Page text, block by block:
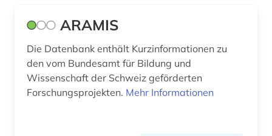
förderung (5)
führer (1)
galloromanistik (1)
gebrauchsgegenstand (1)
ARAMIS
Die Datenbank enthält Kurzinformationen zu
den vom Bundesamt für Bildung und
Wissenschaft der Schweiz geförderten
Forschungsprojekten. Mehr Informationen